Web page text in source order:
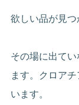
欲しい品が見つ
その場に出て
ます。クロア
います。